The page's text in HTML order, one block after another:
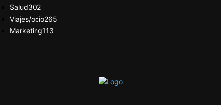
Salud302
Viajes/ocio265
Marketing113